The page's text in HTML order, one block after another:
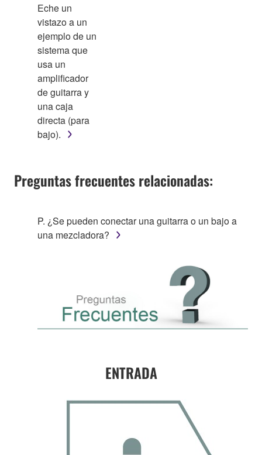
Eche un
vistazo a un
ejemplo de un
sistema que
usa un
amplificador
de guitarra y
una caja
directa (para
bajo).
Preguntas frecuentes relacionadas:
P. ¿Se pueden conectar una guitarra o un bajo a
una mezcladora?
ENTRADA